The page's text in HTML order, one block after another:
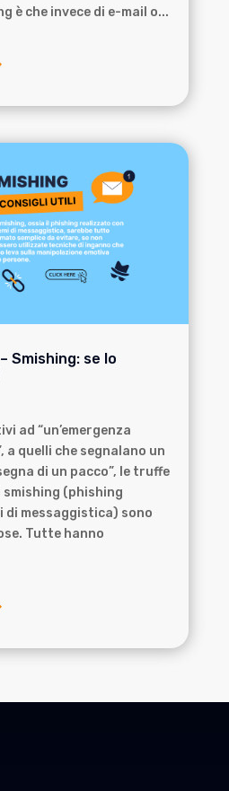
è che invece di e-mail o...
Smishing: se lo
ad “un’emergenza
a quelli che segnalano un
di un pacco”, le truffe
(phishing
messaggistica) sono
Tutte hanno